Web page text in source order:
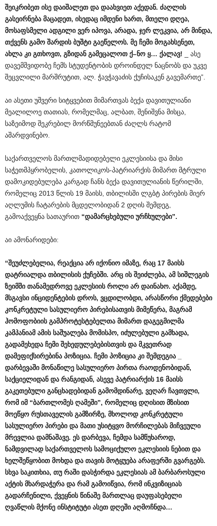
შეიკრიბეთ ისე დაიშალეთ და დაახვიეთ აქედან. ძაღლის
გასეირნება მაცადეთ, ისედაც იმდენი ხართ, მთელი დღეა,
მოსაფსმელი ადგილი ვერ იპოვა, არადა, ჯერ ლეკვია, არ მინდა,
თქვენს გამო შარდის ბუშტი გაეწელოს. მე ჩემი მოგახსენეთ,
ახლა კი გთხოვთ, გზიდან გამეცალოთ ქ–ნო ყ… ქალავ! _ ასე
დავემშვიდობე ჩემს სტუდენტობის დროინდელ ნაცნობს და უკვე
შეცვლილი მარშრუტით, ალ. ჭავჭავაძის ქუჩისაკენ გავემართე”.
აი ასეთი უშვერი სიტყვებით მიმართვას ბექა დავითულიანი
მეალილოე თათიას, რომელმაც, ალბათ, შენიშვნა მისცა,
საზეიმოდ შეკრებილ მორწმუნეებთან ძაღლს რატომ
აშარდვინებო.
საქართველოს მართლმადიდებელი ეკლესიისა და მისი
საჭეთმპყრობელის, კათოლიკოს-პატრიარქის მიმართ მტრული
დამოკიდებულება კარგად ჩანს ბექა დავითულიანის წერილში,
რომელიც 2013 წლის 19 მაისს, თბილისში ლგბტ პირების მიერ
აღლუმის ჩატარების მცდელობიდან 2 დღის შემდეგ,
გამოაქვეყნა სათაურით “დამარცხებული ურჩხულები”.
აი ამონარიდები:
“შეუძლებელია, რეაქცია არ იქონიო იმაზე, რაც 17 მაისს
დატრიალდა თბილისის ქუჩებში. არც ის შეიძლება, ამ სიშლეგის
ზეიმში თანამედროვე ეკლესიის როლი არ დაინახო. აქამდე,
მსგავსი ინციდენტების დროს, ვცდილობდი, არასწორი ქმედებები
კონკრეტული სასულიერო პირებისათვის მიმეწერა, მაგრამ
ჰომოფობიის გამპროტესტებელთა მიმართ დაგეგმილმა
კამპანიამ ამის საშუალება მომისპო, იძულებული გამხადა,
გადამეხედა ჩემი შეხედულებებისთვის და მკვეთრად
დამეფიქსირებინა პოზიცია. ჩემი პოზიცია კი შემდეგია
დარბევაში მონაწილე სასულიერო პირთა რაოდენობიდან,
საქციელიდან და რანგიდან, ასევე პატრიარქის16 მაისს
გაკეთებული განცხადებიდან გამომდინარე, ვეღარ ჩავთვლი,
რომ იმ “ბართლომეს ღამეში”, რომელიც დღისით მზისით
მოეწყო რუსთაველის გამზირზე, მხოლოდ კონკრეტული
სასულიერო პირები და მათი უსიტყვო მორჩილებას მიჩვეული
მრევლია დამნაშავე. ეს დარბევა, ჩემდა სამწუხაროდ,
ნამდვილად საქართველოს სამოციქულო ეკლესიის ნებით და
ხელშეწყობით მოხდა და თავის მოტყუება არაფერში გვარგებს.
სხვა საკითხია, თუ რაში დასჭირდა ეკლესიას ამ ბარბაროსული
აქტის მხარდაჭერა და რამ გამოიწვია, რომ ინკვიზიციას
გადარჩენილი, ქვეყნის წინაშე მართლაც დაუფასებელი
ღვაწლის მქონე ინსტიტუტი ასეთ დღეში აღმოჩნდა…